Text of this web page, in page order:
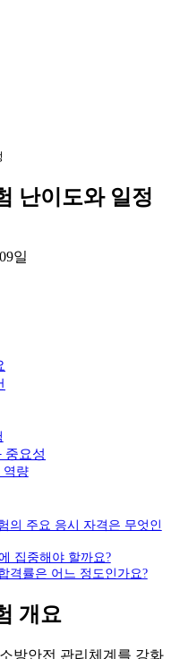
난이도와 일정
일
중요성
역량
의 주요 응시 자격은 무엇인
집중해야 할까요?
격률은 어느 정도인가요?
개요
방안전 관리체계를 강화